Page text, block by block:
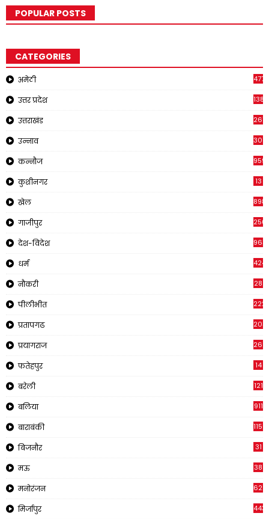
POPULAR POSTS
CATEGORIES
अमेठी 4771
उत्तर प्रदेश 1381
उत्तराखंड
उन्नाव 308
कन्नौज 959
कुशीनगर 13
खेल 898
गाजीपुर 250
देश-विदेश 963
धर्म 424
नौकरी 28
पीलीभीत
प्रतापगढ
प्रयागराज 269
फतेहपुर 14
बरेली 121
बलिया 911
बाराबंकी 1150
बिजनौर 31
मऊ 38
मनोरंजन 622
मिर्जापुर 443